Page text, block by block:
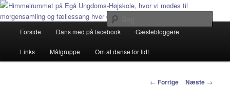
vidanserforlidt.dk
Debatterende tekster med filosofisk tilsnit om hverdagens glæder og
genvordigheder
Fortsæt
til
Forside Dans med på facebook Gæstebloggere
Links Målgruppe Om at danse for lidt
Indlægs
← Forrige Næste →